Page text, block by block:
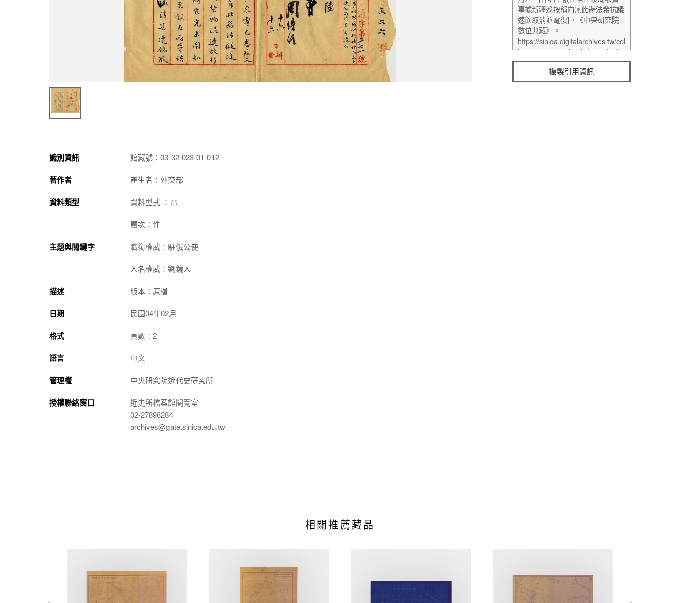
識別資訊 館藏號：03-32-023-01-012
著作者 產生者：外交部
資料類型 資料型式 ：電
層次：件
主題與關鍵字 職銜權威：駐俄公使
人名權威：劉鏡人
描述 版本：原檔
日期 民國04年02月
格式 頁數：2
語言 中文
管理權 中央研究院近代史研究所
授權聯絡窗口
近史所檔案館閱覽室
02-27898284
archives@gate.sinica.edu.tw
複製引用資訊
相關推薦藏品